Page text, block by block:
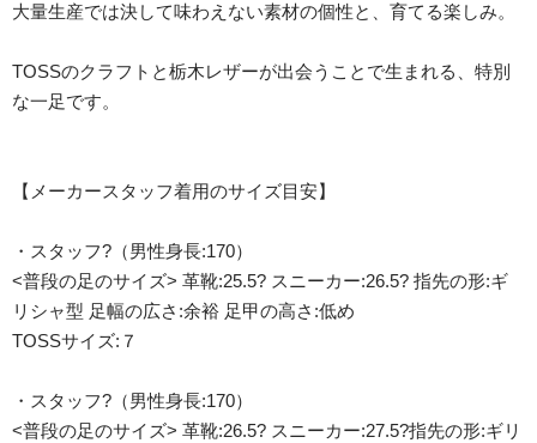
大量生産では決して味わえない素材の個性と、育てる楽しみ。
TOSSのクラフトと栃木レザーが出会うことで生まれる、特別
な一足です。
【メーカースタッフ着用のサイズ目安】
・スタッフ?（男性身長:170）
<普段の足のサイズ> 革靴:25.5? スニーカー:26.5? 指先の形:ギ
リシャ型 足幅の広さ:余裕 足甲の高さ:低め
TOSSサイズ:７
・スタッフ?（男性身長:170）
<普段の足のサイズ> 革靴:26.5? スニーカー:27.5?指先の形:ギリ